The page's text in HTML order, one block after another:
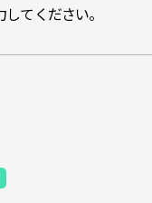
てください。